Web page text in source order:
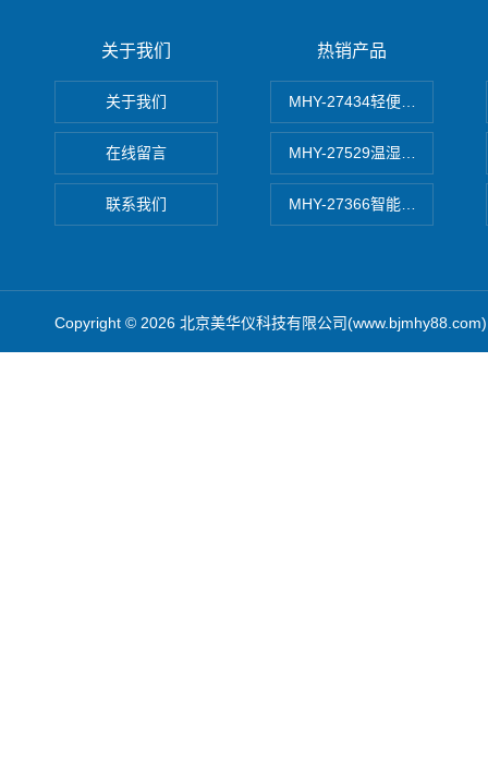
关于我们
关于我们
在线留言
联系我们
热销产品
MHY-27434轻便式自动水质
MHY-27529温湿度记录仪
MHY-27366智能数字微压计
Copyright © 2026 北京美华仪科技有限公司